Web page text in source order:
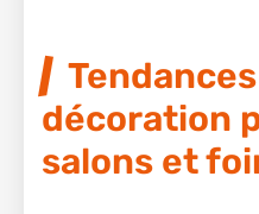
décoration
salons et